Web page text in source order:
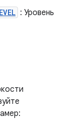
: Уровень